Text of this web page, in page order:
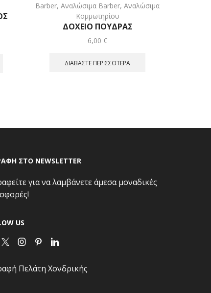
Barber,Αναλώσιμα Barber,Αναλώσιμα
Κομμωτηρίου
ΔΟΧΕΙΟ ΠΟΥΔΡΑΣ
6,00€
ΔΙΑΒΆΣΤΕ ΠΕΡΙΣΣΌΤΕΡΑ
ΣΤΟ NEWSLETTER
για να λαμβάνετε άμεσα μοναδικές
US
TwitterInstagram
PinterestLinkedin
Πελάτη Χονδρικής